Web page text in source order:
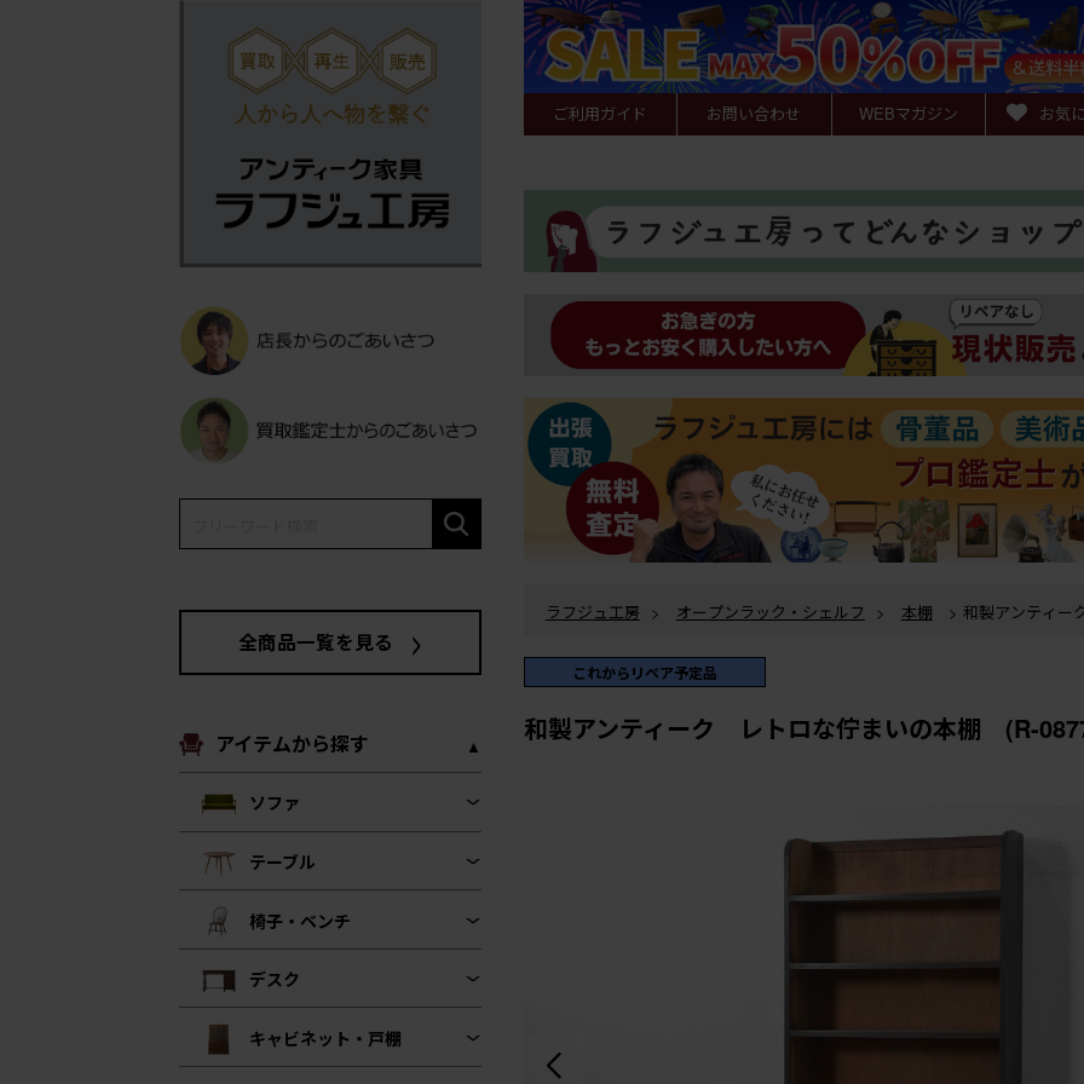
全商品一覧を見る
アイテムから探す
ソファ
テーブル
椅子・ベンチ
デスク
キャビネット・戸棚
ご利用ガイド お問い合わせ WEBマガジン お気
ラフジュ工房 > オープンラック・シェルフ > 本棚
これからリペア予定品
和製アンティーク レトロな佇まいの本棚 (R-